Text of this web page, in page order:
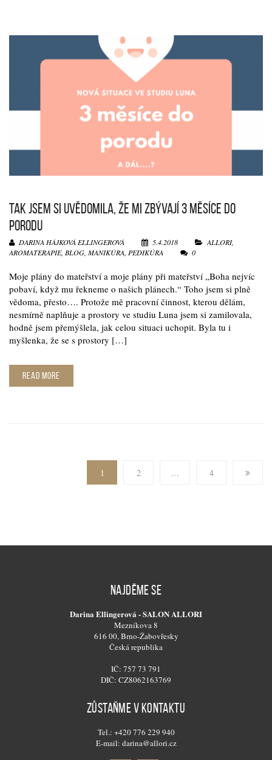
TAK JSEM SI UVĚDOMILA, ŽE MI ZBÝVAJÍ 3 MĚSÍCE DO
PORODU
DARINA HÁJKOVÁ ELLINGEROVÁ 5.4.2018 ALLORI,
AROMATERAPIE, BLOG MANIKÚRA PEDIKÚRA 0
Moje plány do mateřství a moje plány při mateřství „Boha nejvíc
pobaví, když mu řekneme o našich plánech.“ Toho jsem si plně
vědoma, přesto…. Protože mě pracovní činnost, kterou dělám,
nesmírně naplňuje a prostory ve studiu Luna jsem si zamilovala,
hodně jsem přemýšlela, jak celou situaci uchopit. Byla tu i
myšlenka, že se s prostory […]
READ MORE
1 2 … 4
NAJDĚME SE
Darina Ellingerová - SALON ALLORI
Mezníkova 8
616 00, Brno-Žabovřesky
Česká republika
IČ: 757 73 791
DIČ: CZ8062163769
ZŮSTAŇME V KONTAKTU
Tel.: +420 776 229 940
E-mail: darina@allori.cz